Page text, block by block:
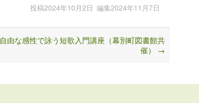
投稿2024年10月2日 編集2024年11月7日
自由な感性で詠う短歌入門講座（幕別町図書館共
催） →